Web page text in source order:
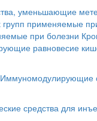
уменьшающие
групп применяемые
при болезни
равновесие
Иммуномодулирующие
средства для